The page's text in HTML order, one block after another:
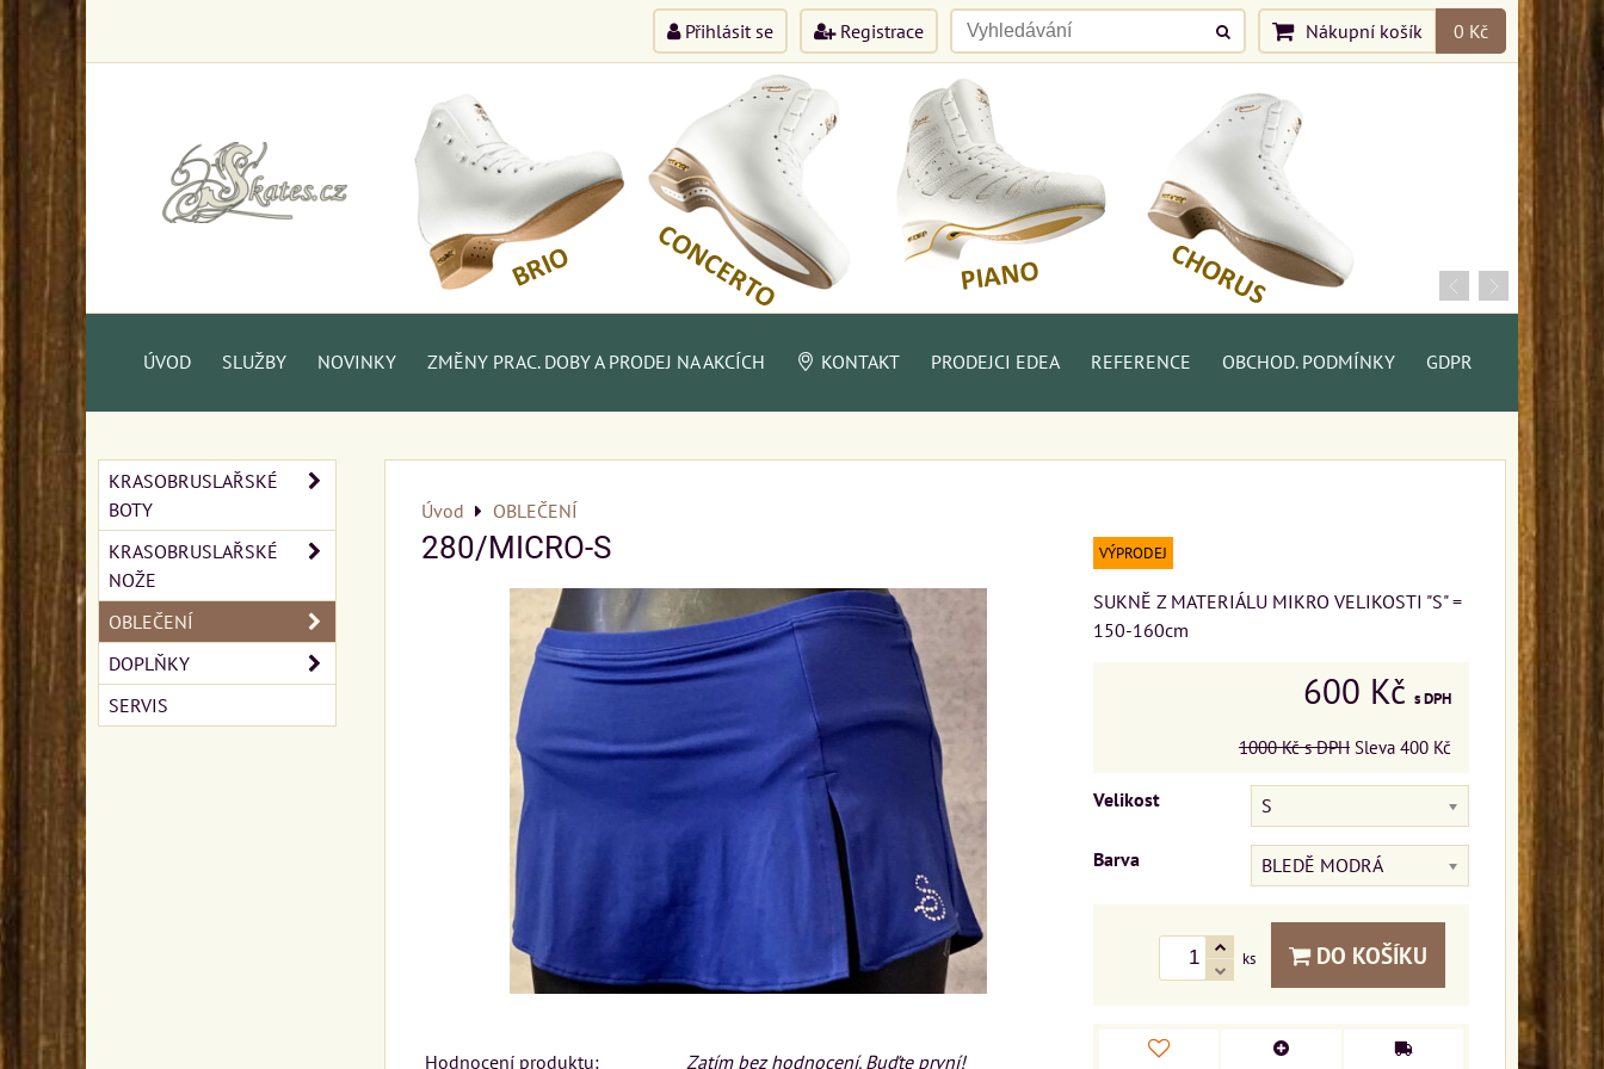
Přihlásit se Registrace Nákupní košík 0 Kč
ÚVOD SLUŽBY NOVINKY ZMĚNY PRAC. DOBY A PRODEJ NA AKCÍCH KONTAKT PRODEJCI EDEA REFERENCE OBCHOD. PODMÍNKY GDPR
Úvod OBLEČENÍ
280/MICRO-S
Hodnocení produktu: Zatím bez hodnocení. Buďte první!
VÝPRODEJ
SUKNĚ Z MATERIÁLU MIKRO VELIKOSTI "S" =
150-160cm
600 Kč s DPH
1000 Kč s DPH Sleva 400 Kč
Velikost S
Barva BLEDĚ MODRÁ
ks DO KOŠÍKU
KRASOBRUSLAŘSKÉ
BOTY
KRASOBRUSLAŘSKÉ
NOŽE
OBLEČENÍ
DOPLŇKY
SERVIS